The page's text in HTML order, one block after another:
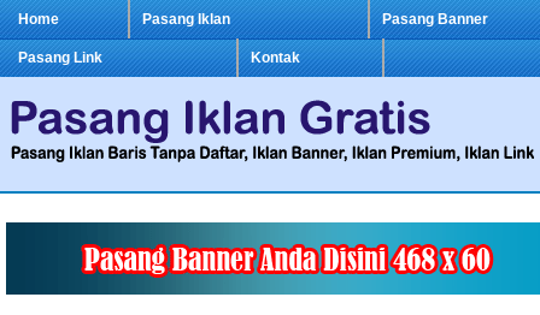
Home Pasang Iklan Pasang Banner
Pasang Link Kontak